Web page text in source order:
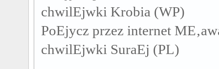
chwilЕјwki Krobia (WP)
PoЕјycz przez internet
chwilЕјwki SuraЕј (PL)